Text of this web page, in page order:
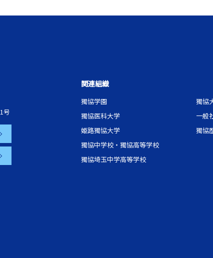
号
関連組織
獨協学園
獨協医科大学
姫路獨協大学
獨協中学校・獨協高等学校
獨協埼玉中学高等学校
獨協
一般
獨協